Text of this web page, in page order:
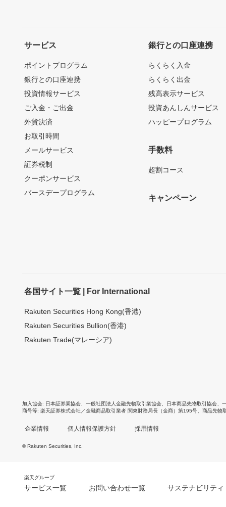
サービス
ポイントプログラム
銀行との口座連携
投資情報サービス
ご入金・ご出金
外貨決済
お取引時間
メールサービス
証券税制
クーポンサービス
バースデープログラム
銀行との口座連携
らくらく入金
らくらく出金
残高表示サービス
投資あんしんサービス
ハッピープログラム
手数料
超割コース
キャンペーン
各国サイト一覧 | For International
Rakuten Securities Hong Kong(香港)
Rakuten Securities Bullion(香港)
Rakuten Trade(マレーシア)
加入協会 日本証券業協会 一般社団法人金融先物取引業協会 日本商品先物取引協会
商号等 楽天証券株式会社／金融商品取引業者 関東財務局長（金商）第195号、商品先物
企業情報 個人情報保護方針 採用情報
© Rakuten Securities, Inc.
楽天グループ
サービス一覧 お問い合わせ一覧 サステナビリティ